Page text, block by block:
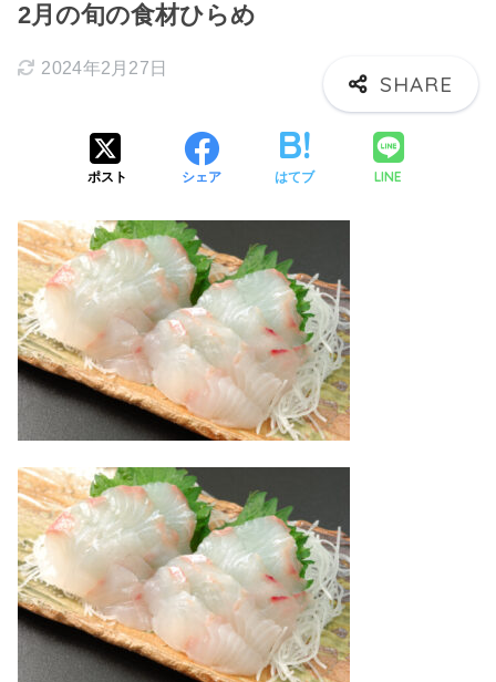
2月の旬の食材ひらめ
2024年2月27日
ポスト シェア はてブ LINE